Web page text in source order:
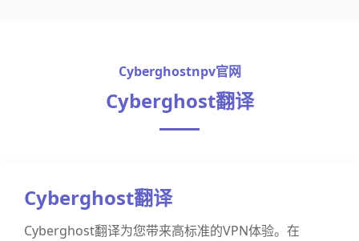
Cyberghostnpv官网
Cyberghost翻译
Cyberghost翻译
Cyberghost翻译为您带来高标准的VPN体验。在